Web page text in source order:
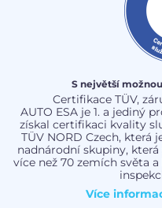
S největší
Certifikace TÜV,
AUTO ESA je 1. a jediný
získal certifikaci kvality
TÜV NORD Czech, která
nadnárodní skupiny,
více než 70 zemích světa
Více